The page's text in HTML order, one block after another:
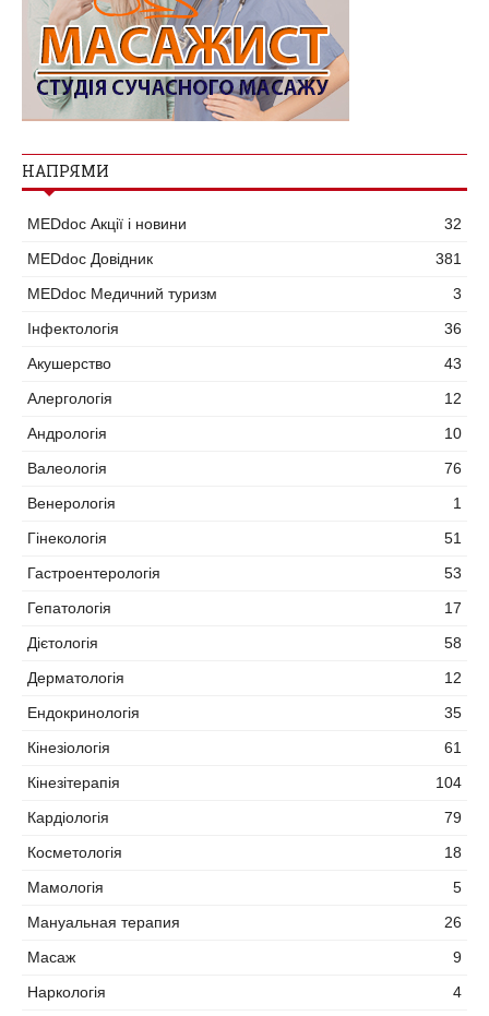
НАПРЯМИ
MEDdoc Акції і новини
32
MEDdoc Довідник
381
MEDdoc Медичний туризм
3
Інфектологія
36
Акушерство
43
Алергологія
12
Андрологія
10
Валеологія
76
Венерологія
1
Гінекологія
51
Гастроентерологія
53
Гепатологія
17
Дієтологія
58
Дерматологія
12
Ендокринологія
35
Кінезіологія
61
Кінезітерапія
104
Кардіологія
79
Косметологія
18
Мамологія
5
Мануальная терапия
26
Масаж
9
Наркологія
4